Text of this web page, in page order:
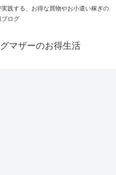
践する、お得な買物やお小遣い稼ぎの
ブログ
マザーのお得生活